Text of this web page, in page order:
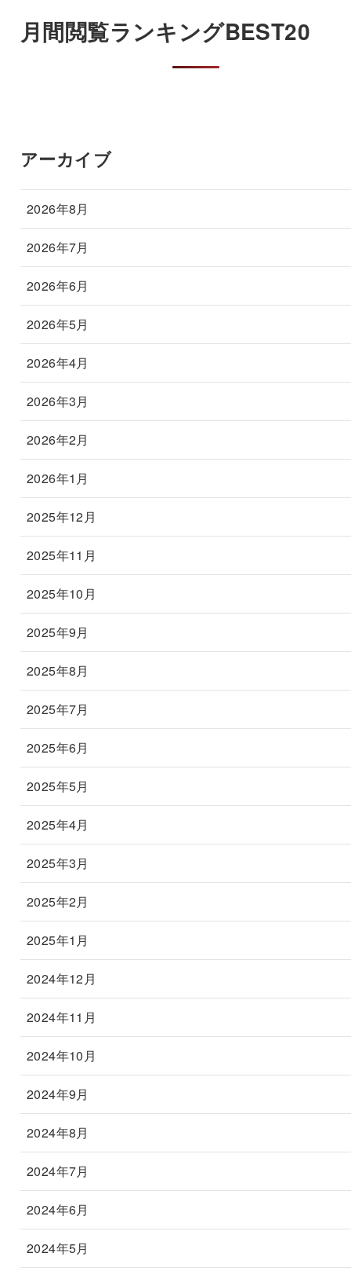
月間閲覧ランキングBEST20
アーカイブ
2026年8月
2026年7月
2026年6月
2026年5月
2026年4月
2026年3月
2026年2月
2026年1月
2025年12月
2025年11月
2025年10月
2025年9月
2025年8月
2025年7月
2025年6月
2025年5月
2025年4月
2025年3月
2025年2月
2025年1月
2024年12月
2024年11月
2024年10月
2024年9月
2024年8月
2024年7月
2024年6月
2024年5月